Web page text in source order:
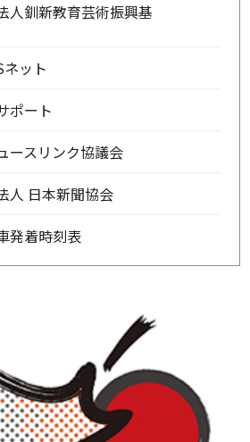
人釧新教育芸術振興基
ット
ポート
ースリンク協議会
人 日本新聞協会
発着時刻表